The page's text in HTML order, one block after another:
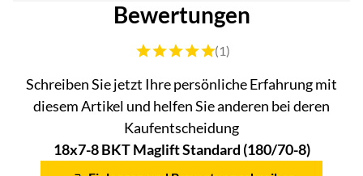
Bewertungen
Bewertung: 5 von 5 (1 Bewertungen)
(1)
Schreiben Sie jetzt Ihre persönliche Erfahrung mit
diesem Artikel und helfen Sie anderen bei deren
Kaufentscheidung
18x7-8 BKT Maglift Standard (180/70-8)